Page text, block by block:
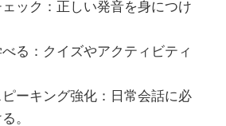
ック：正しい発音を身につけ
る：クイズやアクティビティ
ピーキング強化：日常会話に必
。